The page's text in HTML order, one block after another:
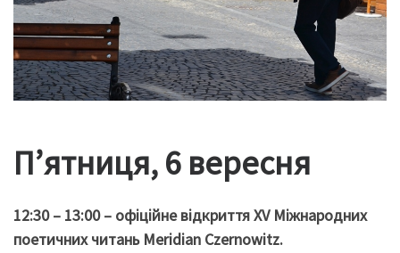
П’ятниця, 6 вересня
12:30 – 13:00 – офіційне відкриття XV Міжнародних
поетичних читань Meridian Czernowitz.